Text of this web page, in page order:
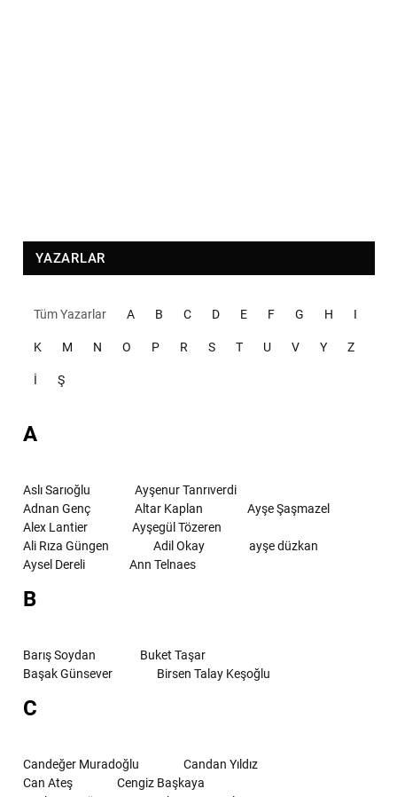
YAZARLAR
Tüm Yazarlar A B C D E F G H I
K M N O P R S T U V Y Z
İ Ş
A
Aslı Sarıoğlu
Ayşenur Tanrıverdi
Adnan Genç
Altar Kaplan
Ayşe Şaşmazel
Alex Lantier
Ayşegül Tözeren
Ali Rıza Güngen
Adil Okay
ayşe düzkan
Aysel Dereli
Ann Telnaes
B
Barış Soydan
Buket Taşar
Başak Günsever
Birsen Talay Keşoğlu
C
Candeğer Muradoğlu
Candan Yıldız
Can Ateş
Cengiz Başkaya